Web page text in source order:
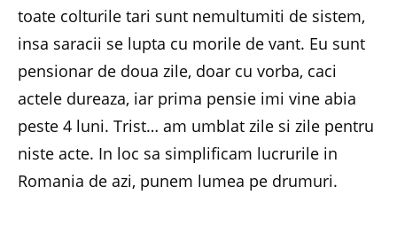
toate colturile tari sunt nemultumiti de sistem,
insa saracii se lupta cu morile de vant. Eu sunt
pensionar de doua zile, doar cu vorba, caci
actele dureaza, iar prima pensie imi vine abia
peste 4 luni. Trist… am umblat zile si zile pentru
niste acte. In loc sa simplificam lucrurile in
Romania de azi, punem lumea pe drumuri.